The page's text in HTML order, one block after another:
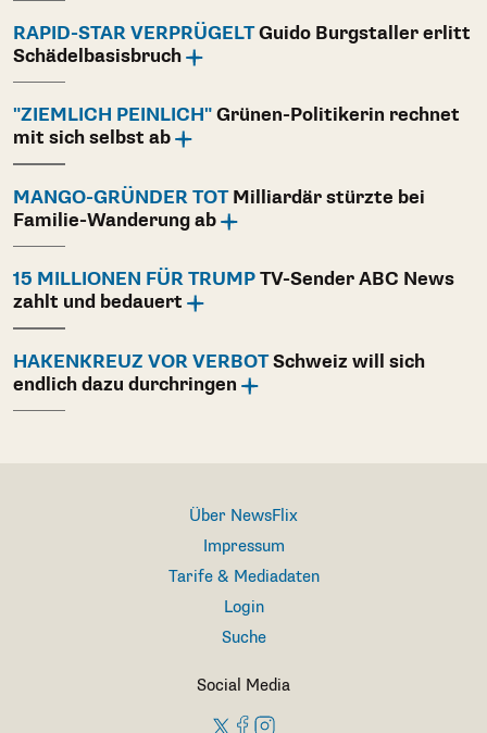
RAPID-STAR VERPRÜGELTGuido Burgstaller erlitt
Schädelbasisbruch
"ZIEMLICH PEINLICH" Grünen-Politikerin rechnet
mit sich selbst ab
MANGO-GRÜNDER TOTMilliardär stürzte bei
Familie-Wanderung ab
15 MILLIONEN FÜR TRUMP TV-Sender ABC News
zahlt und bedauert
HAKENKREUZ VOR VERBOTSchweiz will sich
endlich dazu durchringen
Über NewsFlix
Impressum
Tarife & Mediadaten
Login
Suche
Social Media